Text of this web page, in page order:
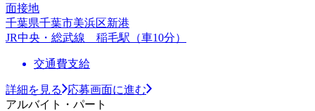
面接地
千葉県千葉市美浜区新港
JR中央・総武線 稲毛駅（車10分）
交通費支給
詳細を見る
応募画面に進む
アルバイト・パート